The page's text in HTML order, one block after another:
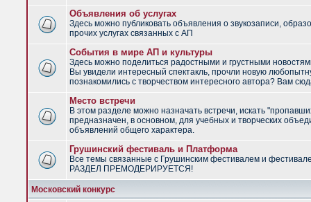
Объявления об услугах
Здесь можно публиковать объявления о звукозаписи,
прочих услугах связанных с АП
События в мире АП и культуры
Здесь можно поделиться радостными и грустными
Вы увидели интересный спектакль, прочли новую
познакомились с творчеством интересного автора? Вам
Место встречи
В этом разделе можно назначать встречи, искать
предназначен, в основном, для учебных и творческих
объявлений общего характера.
Грушинский фестиваль и Платформа
Все темы связанные с Грушинским фестивалем и
РАЗДЕЛ ПРЕМОДЕРИРУЕТСЯ!
Московский конкурс